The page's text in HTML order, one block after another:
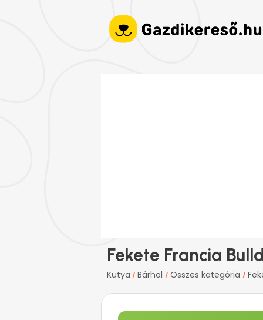
Fekete Francia
Kutya / Bárhol / Összes kategória /